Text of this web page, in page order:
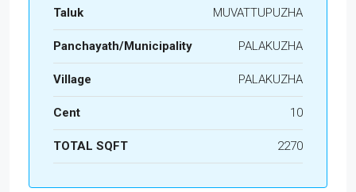
Taluk MUVATTUPUZHA
Panchayath/Municipality PALAKUZHA
Village PALAKUZHA
Cent 10
TOTAL SQFT 2270